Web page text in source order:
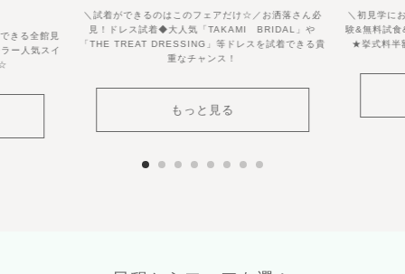
きる全館見
ー人気スイ
＼試着ができるのはこのフェアだけ☆／お洒落さん必
見！ドレス試着◆大人気「TAKAMI BRIDAL」や
「THE TREAT DRESSING」等ドレスを試着できる貴
重なチャンス！
もっと見る
＼初見学に
験&無料試
★挙式料半